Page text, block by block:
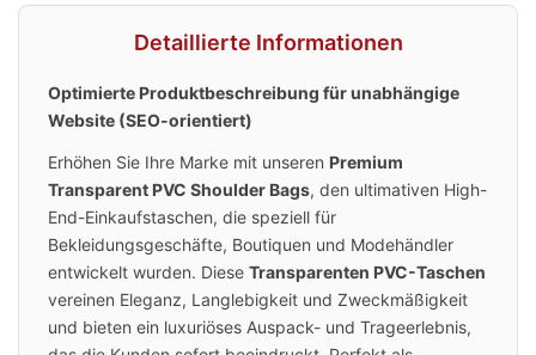
Detaillierte Informationen
Optimierte Produktbeschreibung für unabhängige
Website (SEO-orientiert)
Erhöhen Sie Ihre Marke mit unseren Premium
Transparent PVC Shoulder Bags, den ultimativen High-
End-Einkaufstaschen, die speziell für
Bekleidungsgeschäfte, Boutiquen und Modehändler
entwickelt wurden. Diese Transparenten PVC-Taschen
vereinen Eleganz, Langlebigkeit und Zweckmäßigkeit
und bieten ein luxuriöses Auspack- und Trageerlebnis,